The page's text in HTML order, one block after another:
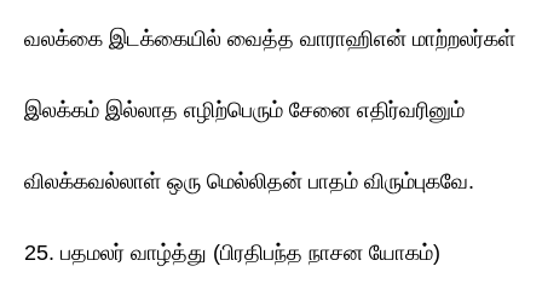
வலக்கை இடக்கையில் வைத்த வாராஹிஎன் மாற்றலர்கள்
இலக்கம் இல்லாத எழிற்பெரும் சேனை எதிர்வரினும்
விலக்கவல்லாள் ஒரு மெல்லிதன் பாதம் விரும்புகவே.
25. பதமலர் வாழ்த்து (பிரதிபந்த நாசன யோகம்)